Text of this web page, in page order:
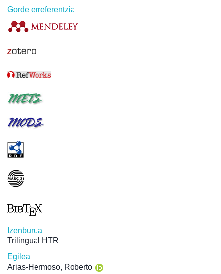
Gorde erreferentzia
Izenburua
Trilingual HTR
Egilea
Arias-Hermoso, Roberto